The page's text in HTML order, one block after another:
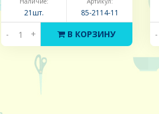
21шт. 85-2114-11
- + В КОРЗИНУ -